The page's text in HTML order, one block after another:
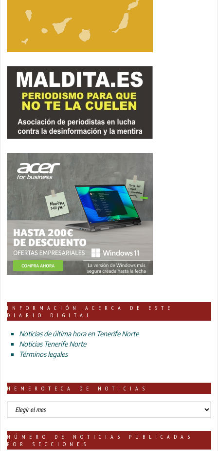
INFORMACIÓN ACERCA DE ESTE
DIARIO DIGITAL
Noticias de última hora en Tenerife Norte
Noticias Tenerife Norte
Términos legales
HEMEROTECA DE NOTICIAS
HEMEROTECA
DE
NÚMERO DE NOTICIAS PUBLICADAS
POR SECCIONES